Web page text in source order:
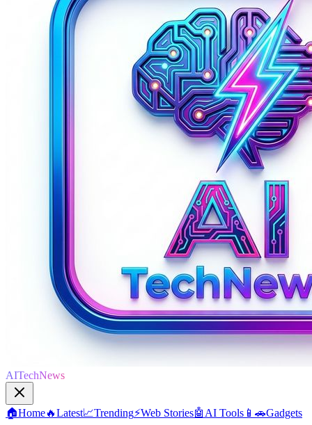
AITechNews
🏠Home🔥Latest📈Trending⚡Web Stories🤖 AI Tools 📱🚗Gadgets